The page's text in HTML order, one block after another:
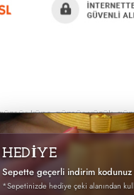
küpe, gümüş yüzük,
takı ürünlerini
olabilir,
ayrıca sürekli yenilenen
sunabilmek adına hızlı
HEDİYE
Sepette geçerli indirim
*Sepetinizde hediye çeki alanından